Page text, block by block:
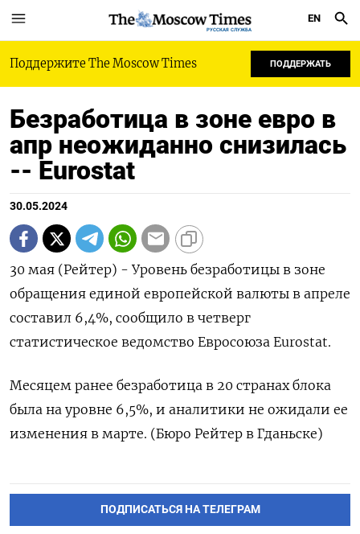
РУССКАЯ СЛУЖБА
EN
Поддержите The Moscow Times ПОДДЕРЖАТЬ
Безработица в зоне евро в
апр неожиданно снизилась
-- Eurostat
30.05.2024
30 мая (Рейтер) - Уровень безработицы в зоне
обращения единой европейской валюты в апреле
составил 6,4%, сообщило в четверг
статистическое ведомство Евросоюза Eurostat.
Месяцем ранее безработица в 20 странах блока
была на уровне 6,5%, и аналитики не ожидали ее
изменения в марте. (Бюро Рейтер в Гданьске)
ПОДПИСАТЬСЯ НА ТЕЛЕГРАМ